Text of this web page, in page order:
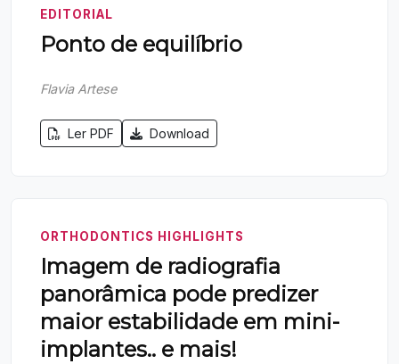
EDITORIAL
Ponto de equilíbrio
Flavia Artese
Ler PDF Download
ORTHODONTICS HIGHLIGHTS
Imagem de radiografia
panorâmica pode predizer
maior estabilidade em mini-
implantes.. e mais!